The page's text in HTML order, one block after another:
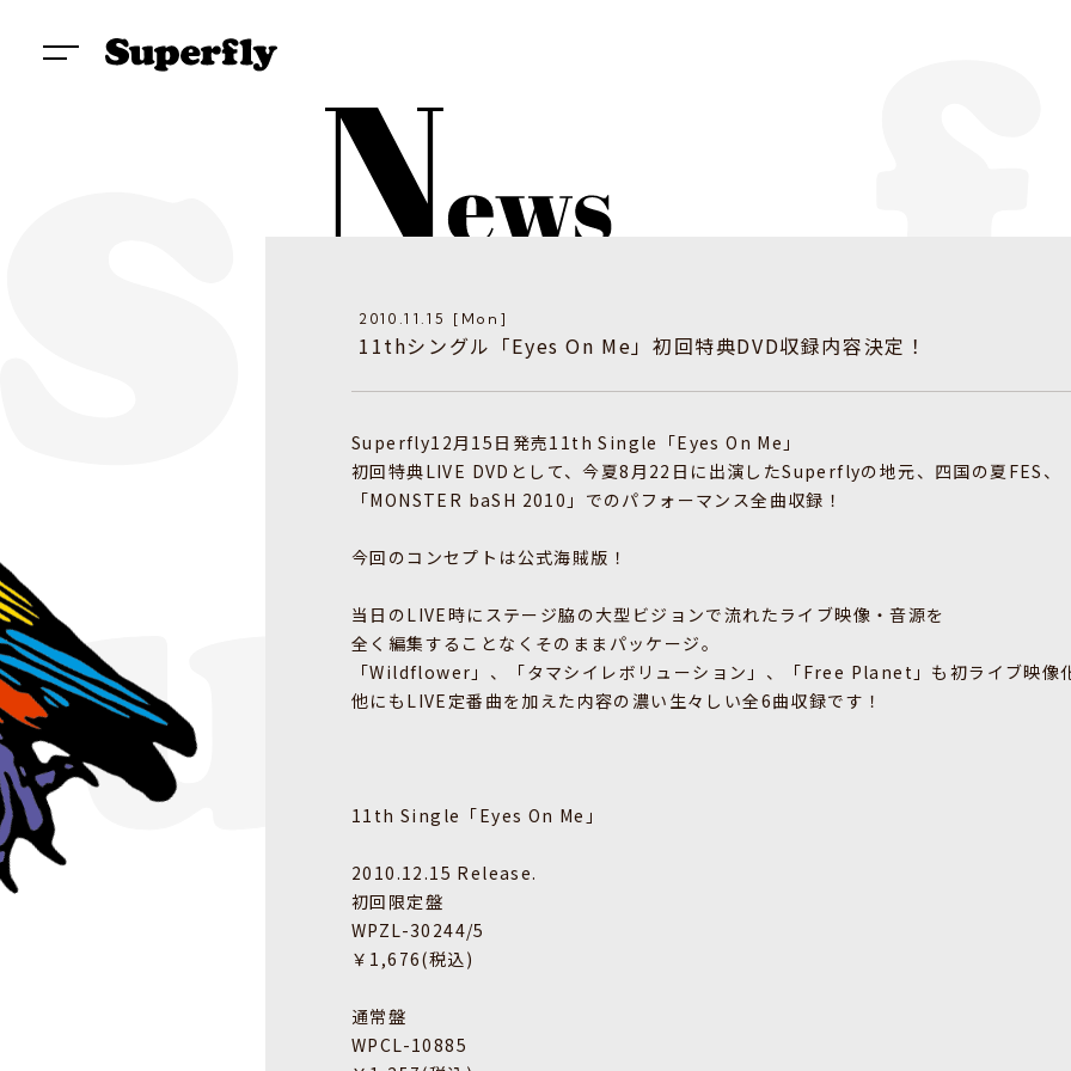
2010.11.15 [Mon]
11thシングル「Eyes On Me」初回特典DVD収録内容決定！
Superfly12月15日発売11th Single「Eyes On Me」
初回特典LIVE DVDとして、今夏8月22日に出演したSuperflyの地元、四国の夏FES、
「MONSTER baSH 2010」でのパフォーマンス全曲収録！
今回のコンセプトは公式海賊版！
当日のLIVE時にステージ脇の大型ビジョンで流れたライブ映像・音源を
全く編集することなくそのままパッケージ。
「Wildflower」、「タマシイレボリューション」、「Free Planet」も初ライブ映像
他にもLIVE定番曲を加えた内容の濃い生々しい全6曲収録です！
11th Single「Eyes On Me」
2010.12.15 Release.
初回限定盤
WPZL-30244/5
￥1,676(税込)
通常盤
WPCL-10885